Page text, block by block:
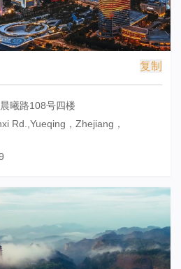
复制
曦路108号四楼
Rd.,Yueqing，Zhejiang，